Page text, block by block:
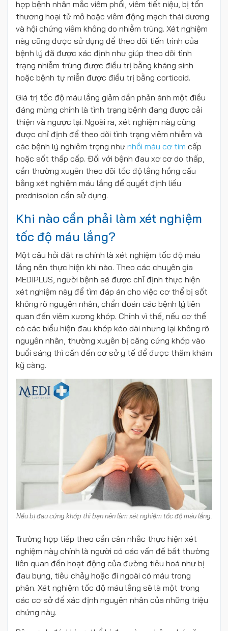
hợp bệnh nhân mắc viêm phổi, viêm tiết niệu, bị tổn
thương hoại tử mô hoặc viêm động mạch thái dương
và hội chứng viêm không do nhiễm trùng. Xét nghiệm
này cũng được sử dụng để theo dõi tiến trình của
bệnh lý đã được xác định như giúp theo dõi tình
trạng nhiễm trùng được điều trị bằng kháng sinh
hoặc bệnh tự miễn được điều trị bằng corticoid.
Giá trị tốc độ máu lắng giảm dần phản ánh một điều
đáng mừng chính là tình trạng bệnh đang được cải
thiện và ngược lại. Ngoài ra, xét nghiệm này cũng
được chỉ định để theo dõi tình trạng viêm nhiễm và
các bệnh lý nghiêm trọng như nhồi máu cơ tim cấp
hoặc sốt thấp cấp. Đối với bệnh đau xơ cơ do thấp,
cần thường xuyên theo dõi tốc độ lắng hồng cầu
bằng xét nghiệm máu lắng để quyết định liều
prednisolon cần sử dụng.
Khi nào cần phải làm xét nghiệm
tốc độ máu lắng?
Một câu hỏi đặt ra chính là xét nghiệm tốc độ máu
lắng nên thực hiện khi nào. Theo các chuyên gia
MEDIPLUS, người bệnh sẽ được chỉ định thực hiện
xét nghiệm này để tìm đáp án cho việc cơ thể bị sốt
không rõ nguyên nhân, chẩn đoán các bệnh lý liên
quan đến viêm xương khớp. Chính vì thế, nếu cơ thể
có các biểu hiện đau khớp kéo dài nhưng lại không rõ
nguyên nhân, thường xuyên bị căng cứng khớp vào
buổi sáng thì cần đến cơ sở y tế để được thăm khám
kỹ càng.
Nếu bị đau cứng khớp thì bạn nên làm xét nghiệm tốc độ máu lắng.
Trường hợp tiếp theo cần cân nhắc thực hiện xét
nghiệm này chính là người có các vấn đề bất thường
liên quan đến hoạt động của đường tiêu hoá như bị
đau bụng, tiêu chảy hoặc đi ngoài có máu trong
phân. Xét nghiệm tốc độ máu lắng sẽ là một trong
các cơ sở để xác định nguyên nhân của những triệu
chứng này.